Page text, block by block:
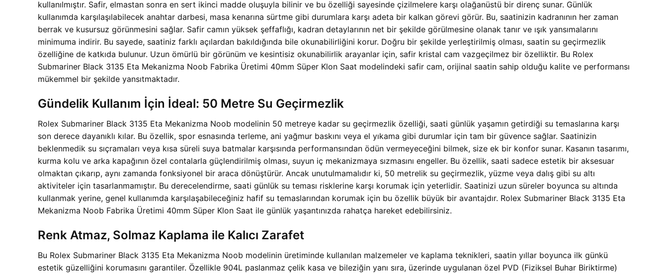
kullanılmıştır. Safir, elmastan sonra en sert ikinci madde oluşuyla bilinir ve bu özelliği sayesinde çizilmelere karşı olağanüstü bir direnç sunar. Günlük
kullanımda karşılaşılabilecek anahtar darbesi, masa kenarına sürtme gibi durumlara karşı adeta bir kalkan görevi görür. Bu, saatinizin kadranının her zaman
berrak ve kusursuz görünmesini sağlar. Safir camın yüksek şeffaflığı, kadran detaylarının net bir şekilde görülmesine olanak tanır ve ışık yansımalarını
minimuma indirir. Bu sayede, saatiniz farklı açılardan bakıldığında bile okunabilirliğini korur. Doğru bir şekilde yerleştirilmiş olması, saatin su geçirmezlik
özelliğine de katkıda bulunur. Uzun ömürlü bir görünüm ve kesintisiz okunabilirlik arayanlar için, safir kristal cam vazgeçilmez bir özelliktir. Bu Rolex
Submariner Black 3135 Eta Mekanizma Noob Fabrika Üretimi 40mm Süper Klon Saat modelindeki safir cam, orijinal saatin sahip olduğu kalite ve performansı
mükemmel bir şekilde yansıtmaktadır.
Gündelik Kullanım İçin İdeal: 50 Metre Su Geçirmezlik
Rolex Submariner Black 3135 Eta Mekanizma Noob modelinin 50 metreye kadar su geçirmezlik özelliği, saati günlük yaşamın getirdiği su temaslarına karşı
son derece dayanıklı kılar. Bu özellik, spor esnasında terleme, ani yağmur baskını veya el yıkama gibi durumlar için tam bir güvence sağlar. Saatinizin
beklenmedik su sıçramaları veya kısa süreli suya batmalar karşısında performansından ödün vermeyeceğini bilmek, size ek bir konfor sunar. Kasanın tasarımı,
kurma kolu ve arka kapağının özel contalarla güçlendirilmiş olması, suyun iç mekanizmaya sızmasını engeller. Bu özellik, saati sadece estetik bir aksesuar
olmaktan çıkarıp, aynı zamanda fonksiyonel bir araca dönüştürür. Ancak unutulmamalıdır ki, 50 metrelik su geçirmezlik, yüzme veya dalış gibi su altı
aktiviteler için tasarlanmamıştır. Bu derecelendirme, saati günlük su teması risklerine karşı korumak için yeterlidir. Saatinizi uzun süreler boyunca su altında
kullanmak yerine, genel kullanımda karşılaşabileceğiniz hafif su temaslarından korumak için bu özellik büyük bir avantajdır. Rolex Submariner Black 3135 Eta
Mekanizma Noob Fabrika Üretimi 40mm Süper Klon Saat ile günlük yaşantınızda rahatça hareket edebilirsiniz.
Renk Atmaz, Solmaz Kaplama ile Kalıcı Zarafet
Bu Rolex Submariner Black 3135 Eta Mekanizma Noob modelinin üretiminde kullanılan malzemeler ve kaplama teknikleri, saatin yıllar boyunca ilk günkü
estetik güzelliğini korumasını garantiler. Özellikle 904L paslanmaz çelik kasa ve bileziğin yanı sıra, üzerinde uygulanan özel PVD (Fiziksel Buhar Biriktirme)